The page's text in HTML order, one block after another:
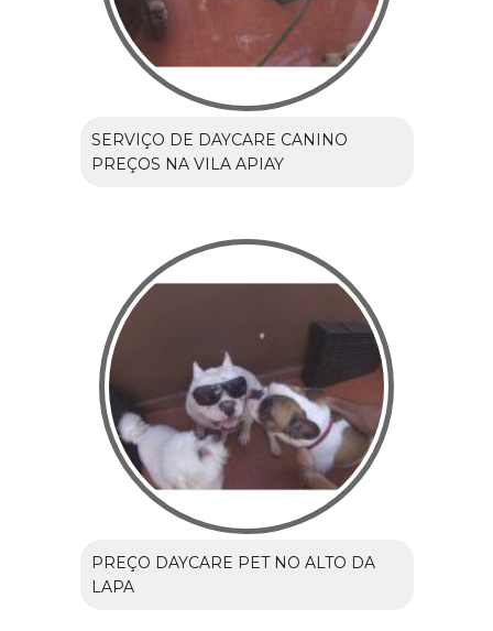
SERVIÇO DE DAYCARE CANINO
PREÇOS NA VILA APIAY
PREÇO DAYCARE PET NO ALTO DA
LAPA